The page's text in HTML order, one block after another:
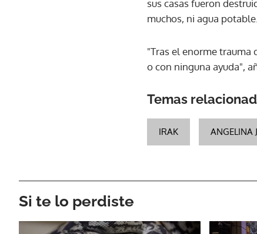
sus casas fueron
muchos, ni agua
"Tras el enorme trauma
o con ninguna ayuda",
Temas
IRAK ANGELINA
Si te lo perdiste